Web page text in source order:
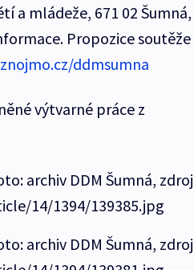
a mládeže, 671 02 Šumná,
Propozice soutěže
ddmsumna
výtvarné práce z
archiv DDM Šumná,
14/1394/139385.jpg
archiv DDM Šumná,